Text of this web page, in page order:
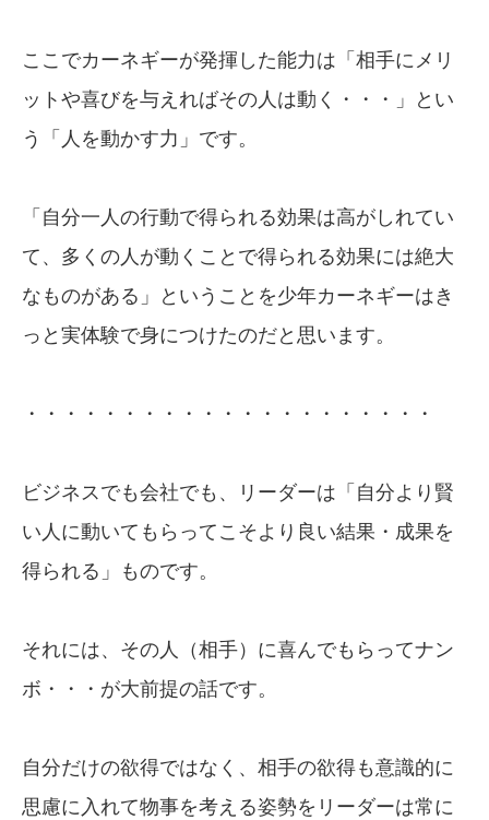
ここでカーネギーが発揮した能力は「相手にメリ
ットや喜びを与えればその人は動く・・・」とい
う「人を動かす力」です。
「自分一人の行動で得られる効果は高がしれてい
て、多くの人が動くことで得られる効果には絶大
なものがある」ということを少年カーネギーはき
っと実体験で身につけたのだと思います。
・・・・・・・・・・・・・・・・・・・・・
ビジネスでも会社でも、リーダーは「自分より賢
い人に動いてもらってこそより良い結果・成果を
得られる」ものです。
それには、その人（相手）に喜んでもらってナン
ボ・・・が大前提の話です。
自分だけの欲得ではなく、相手の欲得も意識的に
思慮に入れて物事を考える姿勢をリーダーは常に